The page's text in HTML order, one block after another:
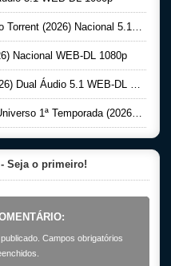
Nacional 5.1 WEB-DL 1080p
Nacional WEB-DL 1080p
Áudio 5.1 WEB-DL 1080p
(2026) Dual Áudio 5.1 WEB-DL 1080p
Seja o primeiro!
Campos obrigatórios